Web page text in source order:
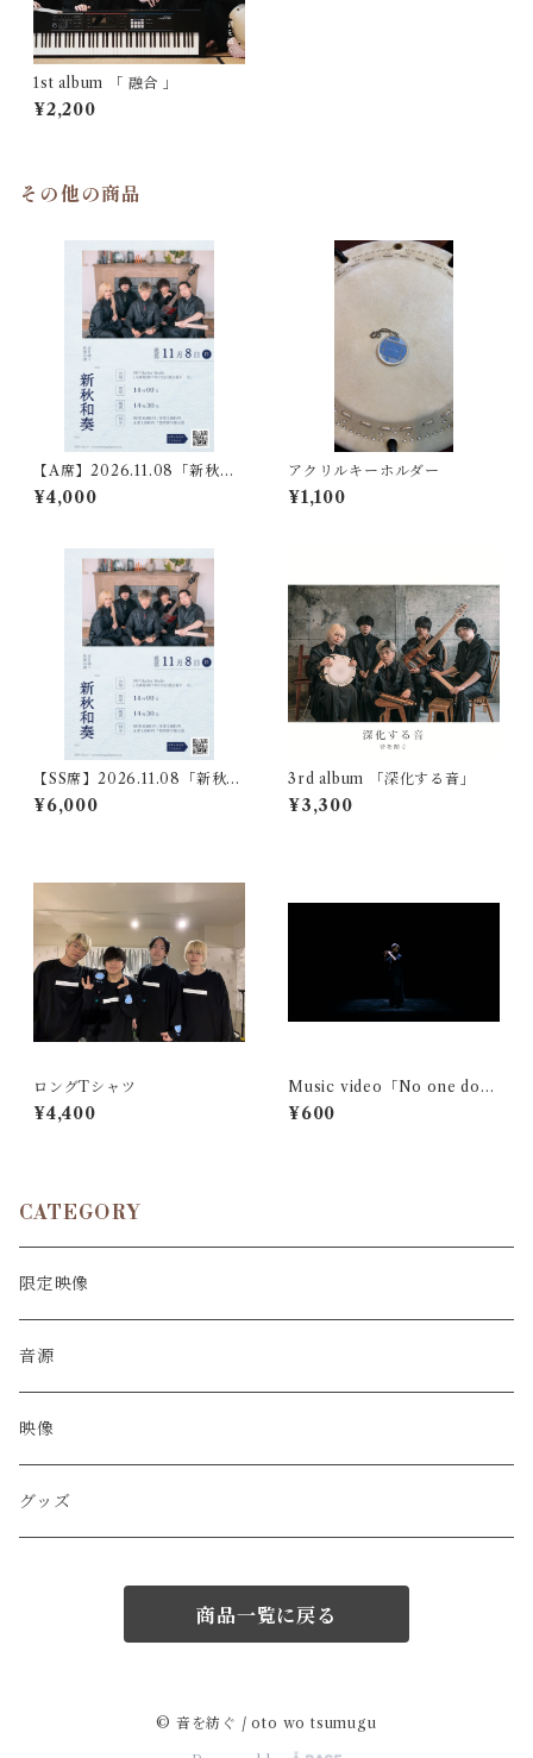
1st album 「 融合 」
¥2,200
その他の商品
【A席】2026.11.08「新秋和
奏」チケット
¥4,000
アクリルキーホルダー
¥1,100
【SS席】2026.11.08「新秋和
奏」チケット
¥6,000
3rd album 「深化する音」
¥3,300
ロングTシャツ
¥4,400
Music video「No one doe
s」固定視点映像(Hikaru)
¥600
CATEGORY
限定映像
音源
映像
グッズ
商品一覧に戻る
© 音を紡ぐ / oto wo tsumugu